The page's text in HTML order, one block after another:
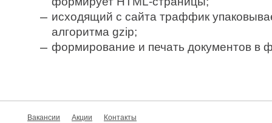
исходящий с сайта траффик
алгоритма gzip;
формирование и печать документов в
Вакансии Акции
Контакты